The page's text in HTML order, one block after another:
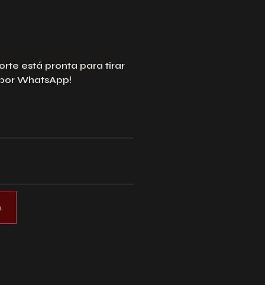
está pronta para tirar
WhatsApp!